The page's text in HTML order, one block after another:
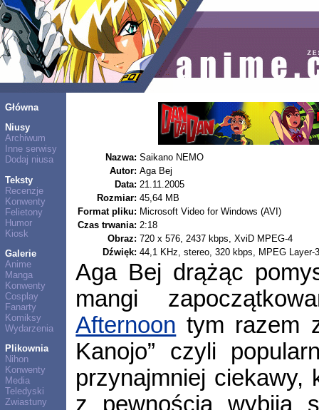
Główna
Niusy
Archiwum
Inne serwisy
Dodaj niusa
Teksty
Recenzje
Konwenty
Felietony
Humor
Kiosk
Galerie
Anime
Manga
Konwenty
Cosplay
Fanarty
Komiksy
Wydarzenia
Plikownia
Nihon
Konwenty
Media
Teledyski
Zwiastuny
Nazwa: Saikano NEMO
Autor: Aga Bej
Data: 21.11.2005
Rozmiar: 45,64 MB
Format pliku: Microsoft Video for Windows (AVI)
Czas trwania: 2:18
Obraz: 720 x 576, 2437 kbps, XviD MPEG-4
Dźwięk: 44,1 KHz, stereo, 320 kbps, MPEG Layer-
Aga Bej drążąc
mangi
Afternoon tym razem
Kanojo” czyli
przynajmniej ciekawy,
z pewnością wybija